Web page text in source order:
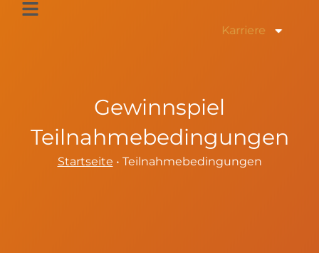
Zum
Karriere
Gewinnspiel
Teilnahmebedingungen
Startseite • Teilnahmebedingungen